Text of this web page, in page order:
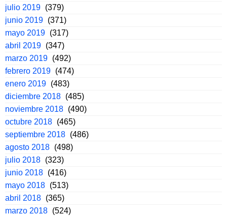
julio 2019 (379)
junio 2019 (371)
mayo 2019 (317)
abril 2019 (347)
marzo 2019 (492)
febrero 2019 (474)
enero 2019 (483)
diciembre 2018 (485)
noviembre 2018 (490)
octubre 2018 (465)
septiembre 2018 (486)
agosto 2018 (498)
julio 2018 (323)
junio 2018 (416)
mayo 2018 (513)
abril 2018 (365)
marzo 2018 (524)